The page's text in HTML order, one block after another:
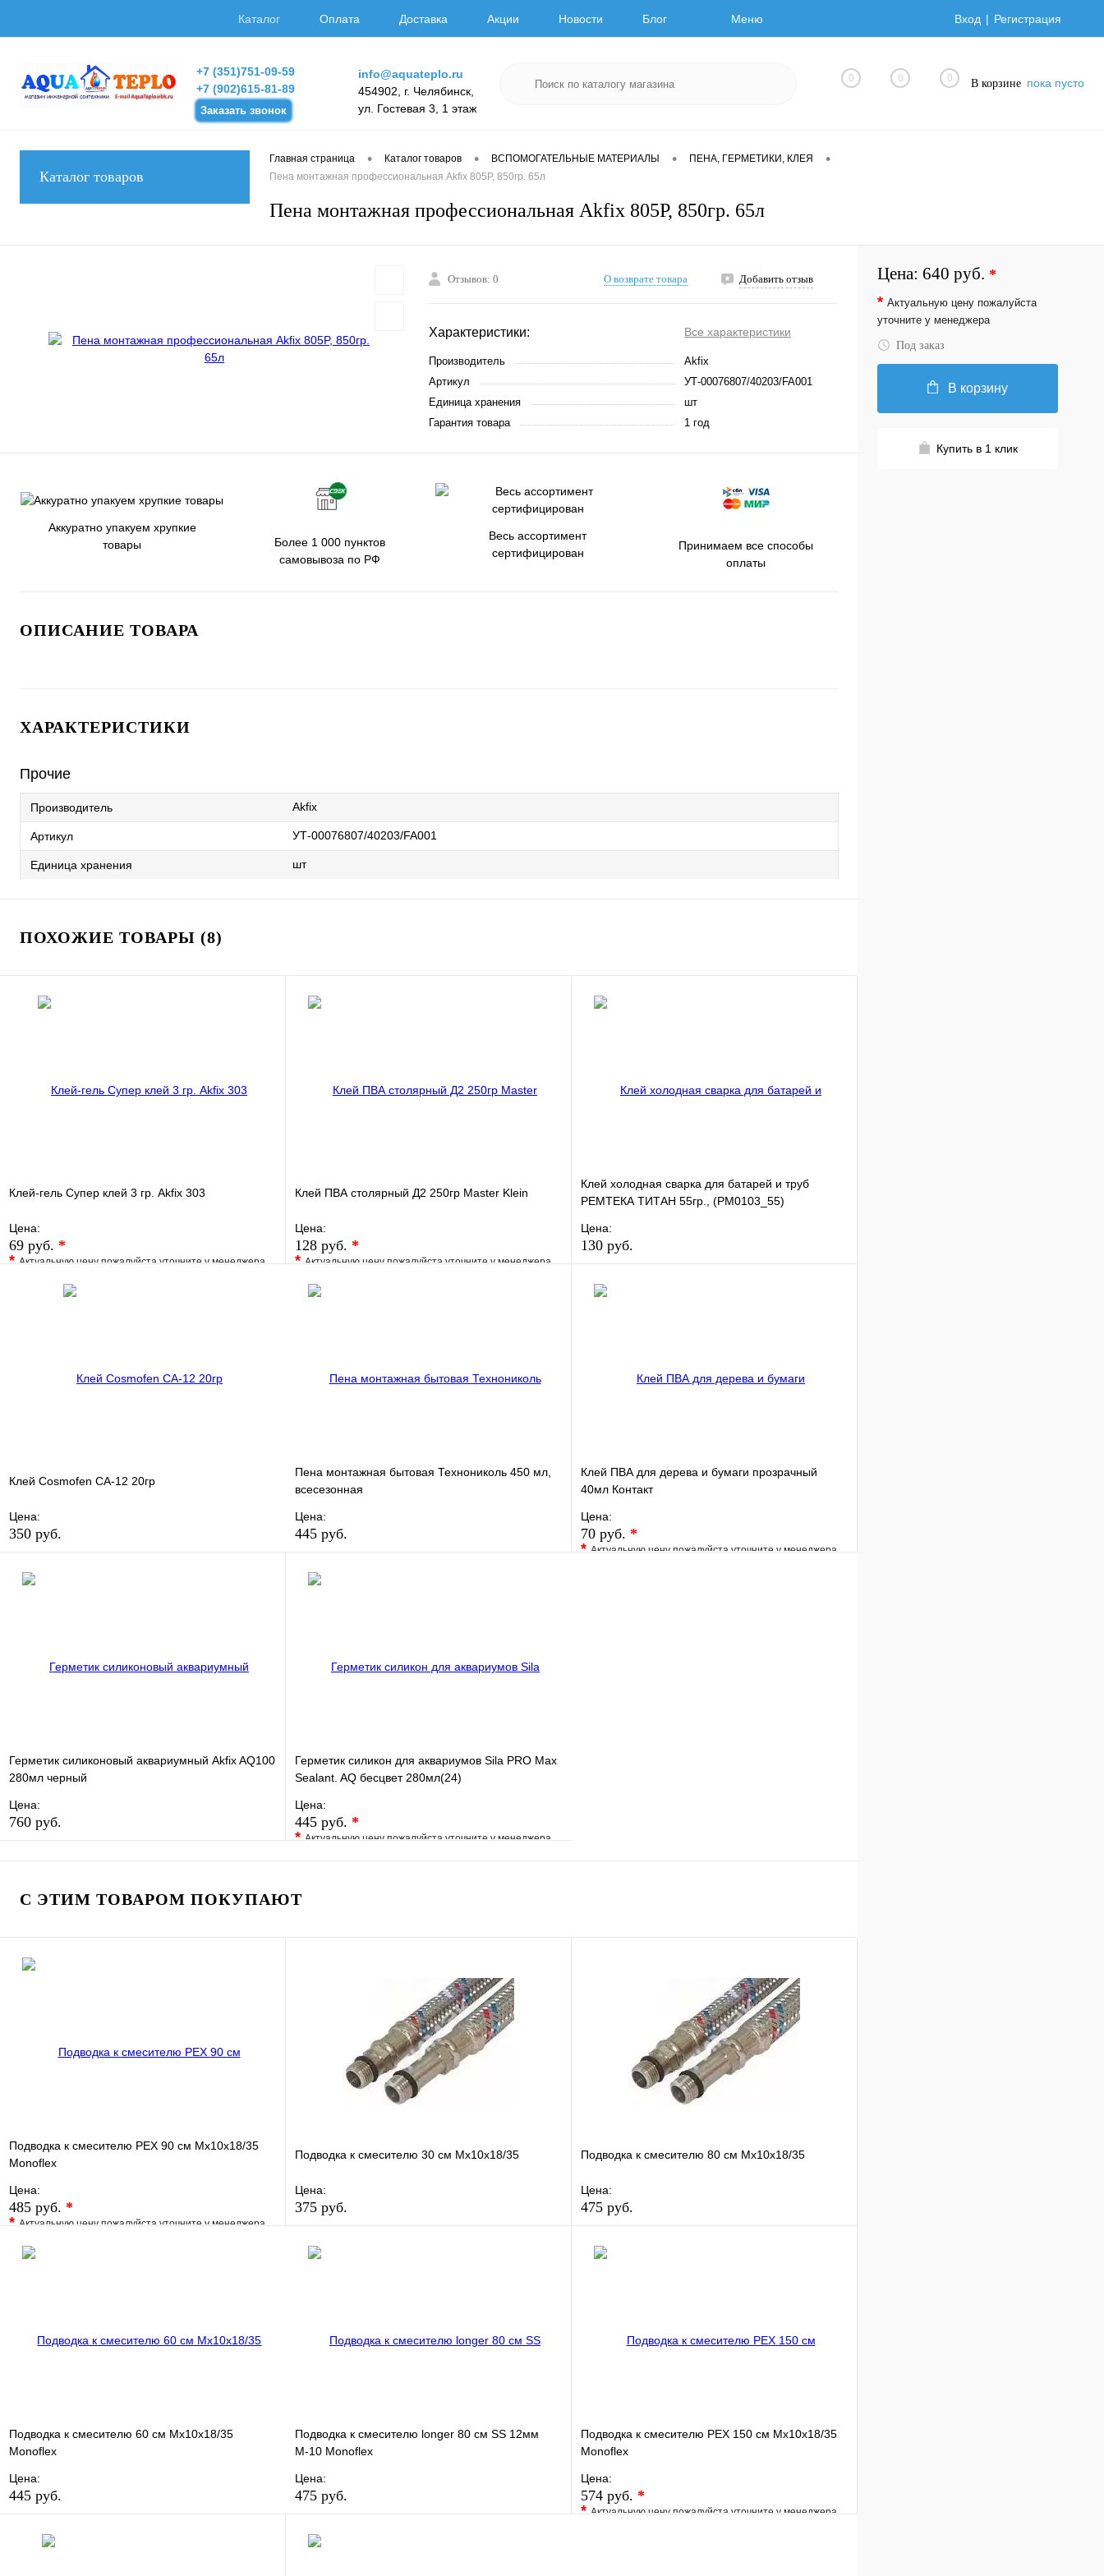
Каталог Оплата Доставка Акции Новости Блог Меню Вход Регистрация
+7 (351)751-09-59
+7 (902)615-81-89
Заказать звонок
info@aquateplo.ru
454902, г. Челябинск,
ул. Гостевая 3, 1 этаж
0 0 0 В корзине пока пусто
Каталог товаров
Главная страница • Каталог товаров • ВСПОМОГАТЕЛЬНЫЕ МАТЕРИАЛЫ • ПЕНА, ГЕРМЕТИКИ, КЛЕЯ •
Пена монтажная профессиональная Akfix 805P, 850гр. 65л
Пена монтажная профессиональная Akfix 805P, 850гр. 65л
Отзывов: 0 О возврате товара Добавить отзыв
Характеристики: Все характеристики
Производитель
Akfix
Артикул
УТ-00076807/40203/FA001
Единица хранения
шт
Гарантия товара
1 год
Аккуратно упакуем хрупкие
товары
Более 1 000 пунктов
самовывоза по РФ
Весь ассортимент
сертифицирован
Принимаем все способы
оплаты
ОПИСАНИЕ ТОВАРА
ХАРАКТЕРИСТИКИ
Прочие
Производитель Akfix
Артикул УТ-00076807/40203/FA001
Единица хранения шт
ПОХОЖИЕ ТОВАРЫ (8)
Клей-гель Супер клей 3 гр. Akfix 303
Цена:
69 руб. *
*Актуальную цену пожалуйста уточните у менеджера
В избранное
Клей ПВА столярный Д2 250гр Master Klein
Цена:
128 руб. *
*Актуальную цену пожалуйста уточните у менеджера
В избранное
Клей холодная сварка для батарей и труб
РЕМТЕКА ТИТАН 55гр., (РМ0103_55)
Цена:
130 руб.
Купить в 1 клик
Клей Cosmofen CA-12 20гр
Цена:
350 руб.
Купить в 1 клик
Пена монтажная бытовая Технониколь 450 мл,
всесезонная
Цена:
445 руб.
Купить в 1 клик
Клей ПВА для дерева и бумаги прозрачный
40мл Контакт
Цена:
70 руб. *
*Актуальную цену пожалуйста уточните у менеджера
Герметик силиконовый аквариумный Akfix AQ100
280мл черный
Цена:
760 руб.
Герметик силикон для аквариумов Sila PRO Max
Sealant. AQ бесцвет 280мл(24)
Цена:
445 руб. *
*Актуальную цену пожалуйста уточните у менеджера
В избранное Сравнение
В корзину
С ЭТИМ ТОВАРОМ ПОКУПАЮТ
Подводка к смесителю РЕХ 90 см Мх10х18/35
Monoflex
Цена:
485 руб. *
*Актуальную цену пожалуйста уточните у менеджера
В избранное
Подводка к смесителю 30 см Мх10х18/35
Цена:
375 руб.
Купить в 1 клик
Подводка к смесителю 80 см Мх10х18/35
Цена:
475 руб.
Купить в 1 клик
Подводка к смесителю 60 см Мх10х18/35
Monoflex
Цена:
445 руб.
Купить в 1 клик
Подводка к смесителю longer 80 см SS 12мм
М-10 Monoflex
Цена:
475 руб.
Купить в 1 клик
Подводка к смесителю РЕХ 150 см Мх10х18/35
Monoflex
Цена:
574 руб. *
*Актуальную цену пожалуйста уточните у менеджера
Цена: 640 руб. *
* Актуальную цену пожалуйста
уточните у менеджера
Под заказ
В корзину
Купить в 1 клик